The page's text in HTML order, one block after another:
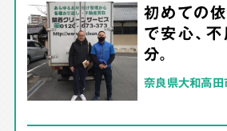
初めての
で安心、
分。
奈良県大和高